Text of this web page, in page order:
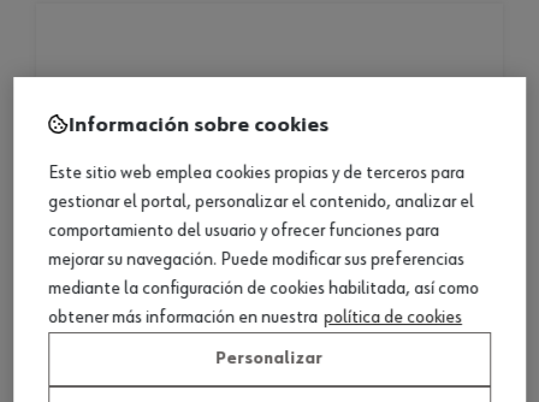
Información sobre cookies
Este sitio web emplea cookies propias y de terceros para
gestionar el portal, personalizar el contenido, analizar el
comportamiento del usuario y ofrecer funciones para
mejorar su navegación. Puede modificar sus preferencias
mediante la configuración de cookies habilitada, así como
obtener más información en nuestra política de cookies
Personalizar